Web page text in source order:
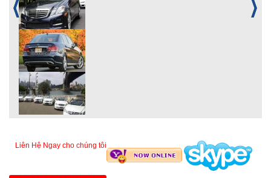
Liên Hệ Ngay cho chúng tôi